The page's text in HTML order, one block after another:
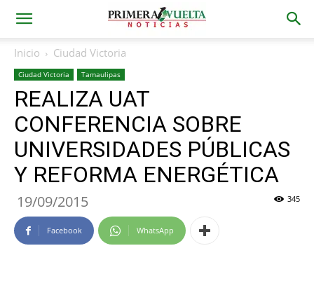
Inicio Ciudad Victoria
Ciudad Victoria Tamaulipas
REALIZA UAT
CONFERENCIA SOBRE
UNIVERSIDADES PÚBLICAS
Y REFORMA ENERGÉTICA
19/09/2015 345
Facebook WhatsApp